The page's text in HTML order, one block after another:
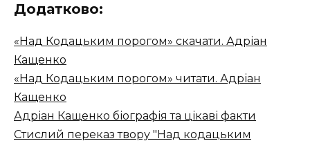
Додатково:
«Над Кодацьким порогом» скачати. Адріан
Кащенко
«Над Кодацьким порогом» читати. Адріан
Кащенко
Адріан Кащенко біографія та цікаві факти
Стислий переказ твору "Над кодацьким